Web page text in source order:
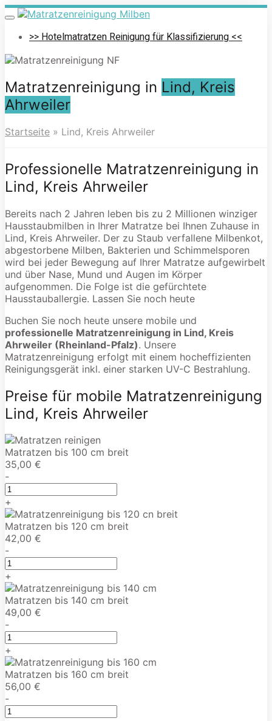
Skip
to
main
Toggle
navigation>> Hotelmatratzen Reinigung für Klassifizierung <<
Matratzenreinigung in Lind, Kreis
Ahrweiler
Startseite » Lind, Kreis Ahrweiler
Professionelle Matratzenreinigung in
Lind, Kreis Ahrweiler
Bereits nach 2 Jahren leben bis zu 2 Millionen winziger
Hausstaubmilben in Ihrer Matratze bei Ihnen Zuhause in
Lind, Kreis Ahrweiler. Der zu Staub verfallene Milbenkot,
abgestorbene Milben, Bakterien und Schimmelsporen
wird bei jeder Bewegung auf Ihrer Matratze aufgewirbelt
und über Nase, Mund und Augen im Körper
aufgenommen. Die Folge ist die gefürchtete
Hausstauballergie. Lassen Sie noch heute
Buchen Sie noch heute unsere mobile und
professionelle Matratzenreinigung in Lind, Kreis
Ahrweiler (Rheinland-Pfalz). Unsere
Matratzenreinigung erfolgt mit einem hocheffizienten
Reinigungsgerät inkl. einer starken UV-C Bestrahlung.
Preise für mobile Matratzenreinigung
Lind, Kreis Ahrweiler
Matratzen bis 100 cm breit
35,00 €
-
+
Matratzen bis 120 cm breit
42,00 €
-
+
Matratzen bis 140 cm breit
49,00 €
-
+
Matratzen bis 160 cm breit
56,00 €
-